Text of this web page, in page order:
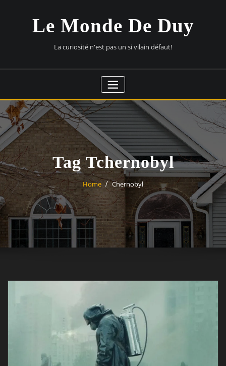
Le Monde De Duy
La curiosité n'est pas un si vilain défaut!
Tag Tchernobyl
Home Chernobyl